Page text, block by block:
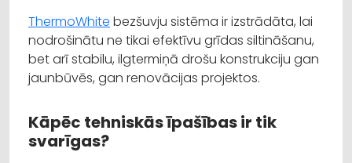
ThermoWhite bezšuvju sistēma ir izstrādāta, lai
nodrošinātu ne tikai efektīvu grīdas siltināšanu,
bet arī stabilu, ilgtermiņā drošu konstrukciju gan
jaunbūvēs, gan renovācijas projektos.
Kāpēc tehniskās īpašības ir tik
svarīgas?